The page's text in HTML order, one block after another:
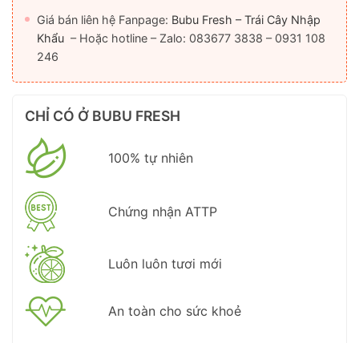
Giá bán liên hệ Fanpage: Bubu Fresh – Trái Cây Nhập
Khẩu – Hoặc hotline – Zalo: 083677 3838 – 0931 108
246
CHỈ CÓ Ở BUBU FRESH
100% tự nhiên
Chứng nhận ATTP
Luôn luôn tươi mới
An toàn cho sức khoẻ